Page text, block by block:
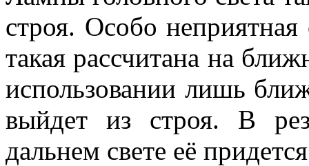
строя. Особо неприятная
такая рассчитана на
использовании лишь
выйдет из строя. В
дальнем свете её